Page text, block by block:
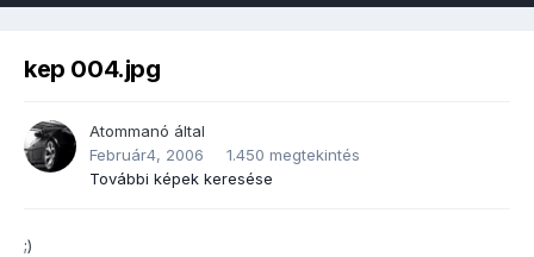
kep 004.jpg
Atommanó által
Február4, 2006
1.450 megtekintés
További képek keresése
;)